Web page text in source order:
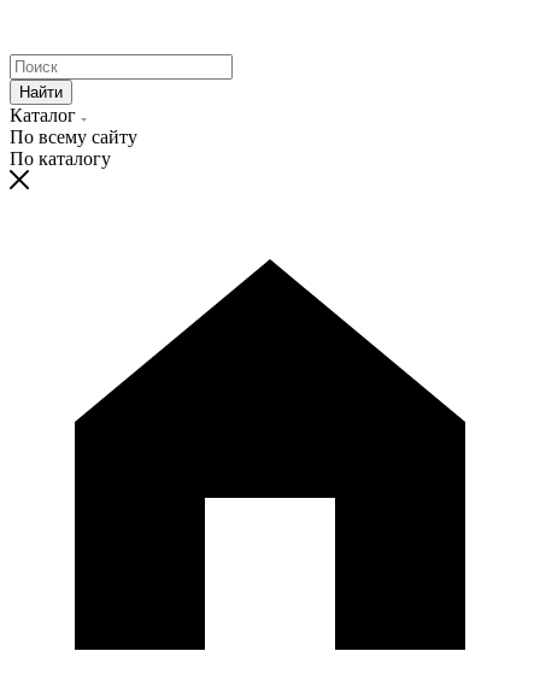
Найти
Каталог
По всему сайту
По каталогу